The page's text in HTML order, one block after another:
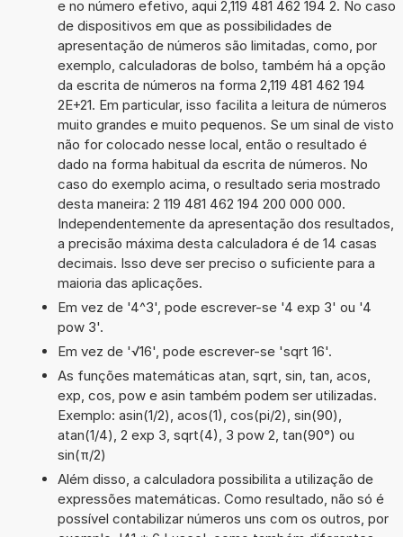
e no número efetivo, aqui 2,119 481 462 194 2. No caso
de dispositivos em que as possibilidades de
apresentação de números são limitadas, como, por
exemplo, calculadoras de bolso, também há a opção
da escrita de números na forma 2,119 481 462 194
2E+21. Em particular, isso facilita a leitura de números
muito grandes e muito pequenos. Se um sinal de visto
não for colocado nesse local, então o resultado é
dado na forma habitual da escrita de números. No
caso do exemplo acima, o resultado seria mostrado
desta maneira: 2 119 481 462 194 200 000 000.
Independentemente da apresentação dos resultados,
a precisão máxima desta calculadora é de 14 casas
decimais. Isso deve ser preciso o suficiente para a
maioria das aplicações.
Em vez de '4^3', pode escrever-se '4 exp 3' ou '4
pow 3'.
Em vez de '√16', pode escrever-se 'sqrt 16'.
As funções matemáticas atan, sqrt, sin, tan, acos,
exp, cos, pow e asin também podem ser utilizadas.
Exemplo: asin(1/2), acos(1), cos(pi/2), sin(90),
atan(1/4), 2 exp 3, sqrt(4), 3 pow 2, tan(90°) ou
sin(π/2)
Além disso, a calculadora possibilita a utilização de
expressões matemáticas. Como resultado, não só é
possível contabilizar números uns com os outros, por